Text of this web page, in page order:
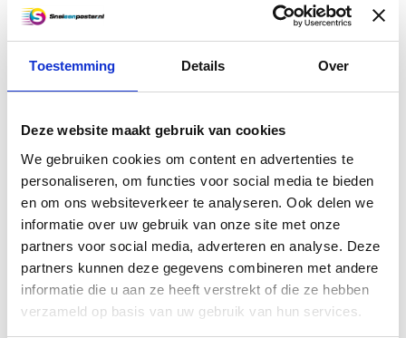
Toestemming Details Over
Deze website maakt gebruik van cookies
We gebruiken cookies om content en advertenties te
personaliseren, om functies voor social media te bieden
en om ons websiteverkeer te analyseren. Ook delen we
informatie over uw gebruik van onze site met onze
partners voor social media, adverteren en analyse. Deze
partners kunnen deze gegevens combineren met andere
informatie die u aan ze heeft verstrekt of die ze hebben
verzameld op basis van uw gebruik van hun services.
A1 + bouwtekening (118,9 x
59,4 cm)
A1 + bouwtekening in kleur geprint op
90 grams FSC gecertificeerd papier.
huis!
€4,50
Vergelijk
Informatie
A0++ bouwtekening - 1500 x
841 mm